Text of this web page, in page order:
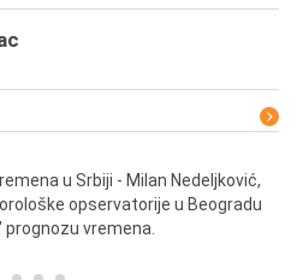
u Srbiji - Milan Nedeljković,
opservatorije u Beogradu
vremena.